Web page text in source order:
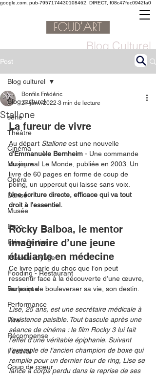
google.com, pub-7957174430108462, DIRECT, f08c47fec0942fa0
Blog Culturel
Post
Blog culturel
serie
Théâtre
Cinéma
Musique
Opéra
Danse
Musée
Expo
Idées Sorties
Idée de voyage
Fooding - Restaurant
Burlesque
Performance
Rire
Récompense
Festival
Coup de coeur
Blog culturel
Stallone
Bonfils Frédéric
27 janv. 2022 3 min de lecture
La fureur de vivre
Au départ Stallone est une nouvelle
d’Emmanuèle Bernheim - Une commande
du journal Le Monde, publiée en 2003. Un
livre de 60 pages en forme de coup de
poing, un uppercut qui laisse sans voix.
Une écriture directe, efficace qui va tout
droit à l’essentiel.
Rocky Balboa, le mentor
imaginaire d’une jeune
étudiante en médecine
Ce livre parle du choc que l’on peut
ressentir face à la découverte d’une œuvre,
au point de bouleverser sa vie, son destin.
Lise, 25 ans, est une secrétaire médicale à
l’existence paisible. Tout bascule après une
séance de cinéma : le film Rocky 3 lui fait
l’effet d’une véritable épiphanie. Suivant
l’exemple de l’ancien champion de boxe qui
rempile pour un dernier tour de ring, Lise se
lance à corps perdu dans la reprise de ses